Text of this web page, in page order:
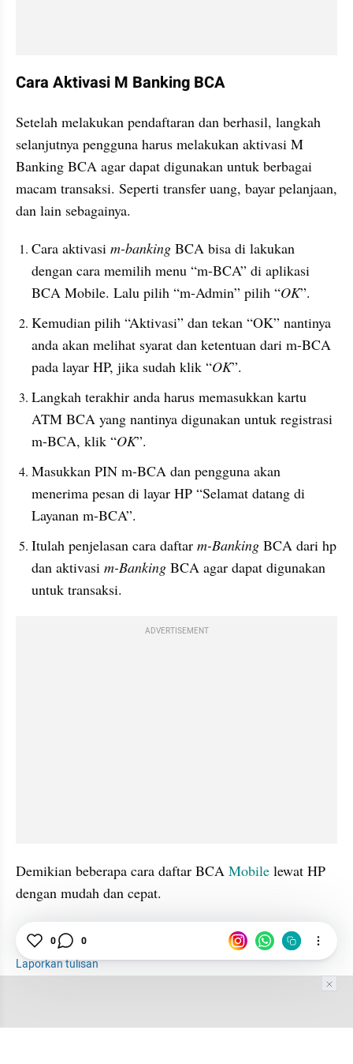
Cara Aktivasi M Banking BCA
Setelah melakukan pendaftaran dan berhasil, langkah
selanjutnya pengguna harus melakukan aktivasi M
Banking BCA agar dapat digunakan untuk berbagai
macam transaksi. Seperti transfer uang, bayar pelanjaan,
dan lain sebagainya.
Cara aktivasi m-banking BCA bisa di lakukan
dengan cara memilih menu “m-BCA” di aplikasi
BCA Mobile. Lalu pilih “m-Admin” pilih “OK”.
Kemudian pilih “Aktivasi” dan tekan “OK” nantinya
anda akan melihat syarat dan ketentuan dari m-BCA
pada layar HP, jika sudah klik “OK”.
Langkah terakhir anda harus memasukkan kartu
ATM BCA yang nantinya digunakan untuk registrasi
m-BCA, klik “OK”.
Masukkan PIN m-BCA dan pengguna akan
menerima pesan di layar HP “Selamat datang di
Layanan m-BCA”.
Itulah penjelasan cara daftar m-Banking BCA dari hp
dan aktivasi m-Banking BCA agar dapat digunakan
untuk transaksi.
ADVERTISEMENT
Demikian beberapa cara daftar BCA Mobile lewat HP
dengan mudah dan cepat.
BCA Mobile
Laporkan tulisan
0 0